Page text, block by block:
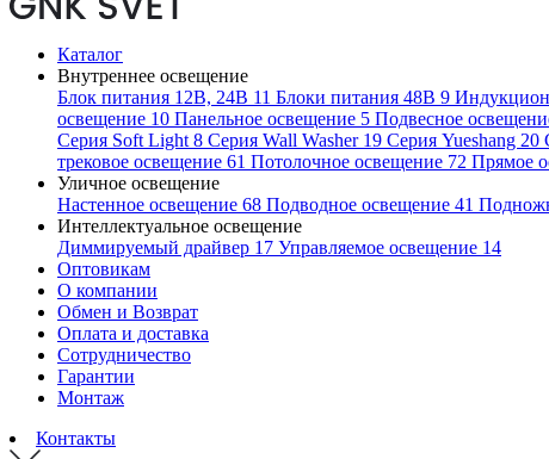
Каталог
Внутреннее освещение
Блок питания 12В, 24В 11 Блоки питания 48В 9
освещение 10 Панельное освещение 5 Подвесное
Серия Soft Light 8 Серия Wall Washer 19 Серия Yueshang 20
трековое освещение 61 Потолочное освещение 72 Прямое
Уличное освещение
Настенное освещение 68 Подводное освещение 41
Интеллектуальное освещение
Диммируемый драйвер 17 Управляемое освещение 14
Оптовикам
О компании
Обмен и Возврат
Оплата и доставка
Сотрудничество
Гарантии
Монтаж
Контакты